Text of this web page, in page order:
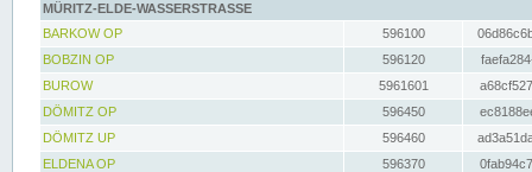
MÜRITZ-ELDE-WASSERSTRASSE
BARKOW OP
596100
BOBZIN OP
596120
BUROW
5961601
DÖMITZ OP
596450
DÖMITZ UP
596460
ELDENA OP
596370